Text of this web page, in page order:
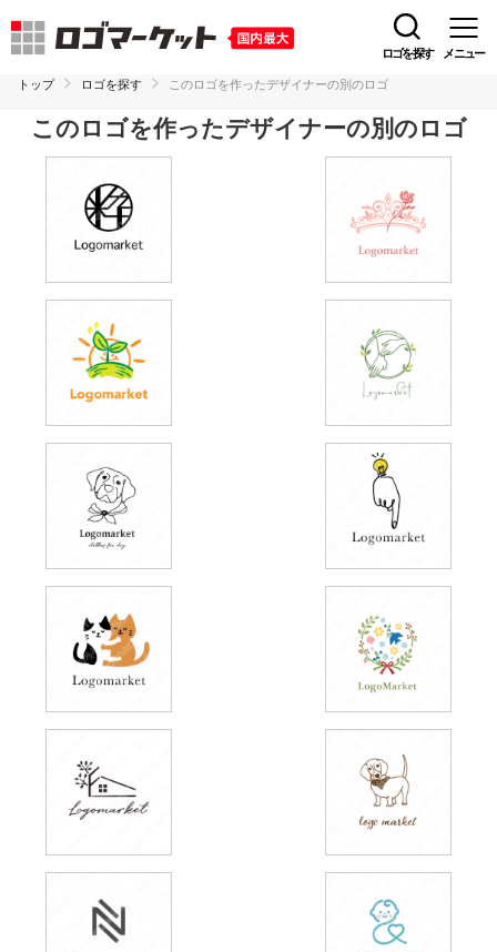
ロゴを探す メニュー
トップ ロゴを探す このロゴを作ったデザイナーの別のロゴ
このロゴを作ったデザイナーの別のロゴ